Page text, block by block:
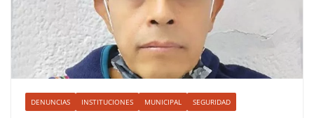
DENUNCIAS INSTITUCIONES MUNICIPAL SEGURIDAD